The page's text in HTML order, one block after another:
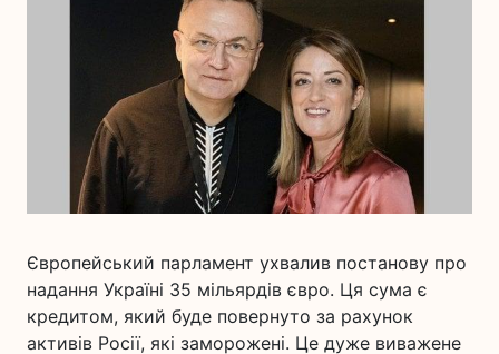
Європейський парламент ухвалив постанову про
надання Україні 35 мільярдів євро. Ця сума є
кредитом, який буде повернуто за рахунок
активів Росії, які заморожені. Це дуже виважене